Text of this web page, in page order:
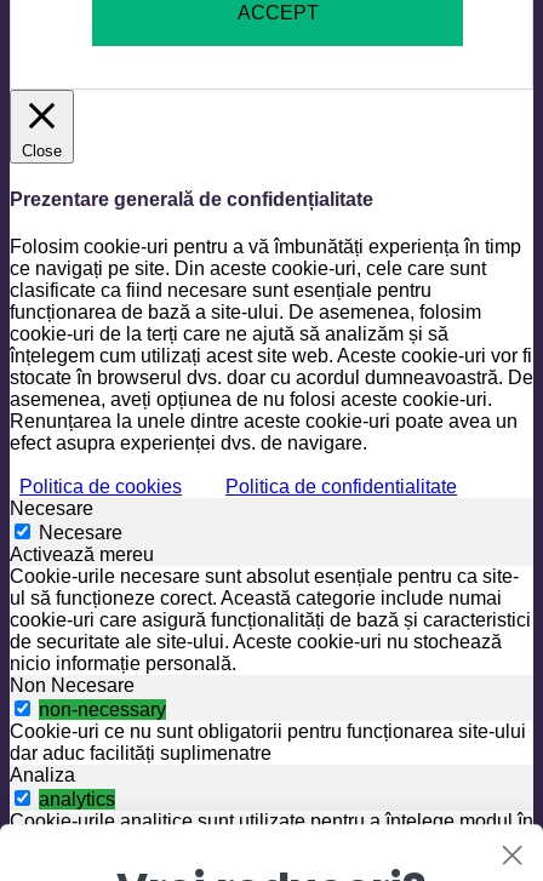
ACCEPT
Close
Prezentare generală de confidențialitate
Folosim cookie-uri pentru a vă îmbunătăți experiența în timp
ce navigați pe site. Din aceste cookie-uri, cele care sunt
clasificate ca fiind necesare sunt esențiale pentru
funcționarea de bază a site-ului. De asemenea, folosim
cookie-uri de la terți care ne ajută să analizăm și să
înțelegem cum utilizați acest site web. Aceste cookie-uri vor fi
stocate în browserul dvs. doar cu acordul dumneavoastră. De
asemenea, aveți opțiunea de nu folosi aceste cookie-uri.
Renunțarea la unele dintre aceste cookie-uri poate avea un
efect asupra experienței dvs. de navigare.
Politica de cookies
Politica de confidentialitate
Necesare
Necesare
Activează mereu
Cookie-urile necesare sunt absolut esențiale pentru ca site-
ul să funcționeze corect. Această categorie include numai
cookie-uri care asigură funcționalități de bază și caracteristici
de securitate ale site-ului. Aceste cookie-uri nu stochează
nicio informație personală.
Non Necesare
non-necessary
Cookie-uri ce nu sunt obligatorii pentru funcționarea site-ului
dar aduc facilități suplimenatre
Analiza
analytics
Cookie-urile analitice sunt utilizate pentru a înțelege modul în
care vizitatorii interacționează cu site-ul. Aceste cookie-uri
ajută la furnizarea de informații despre valorile numărului de